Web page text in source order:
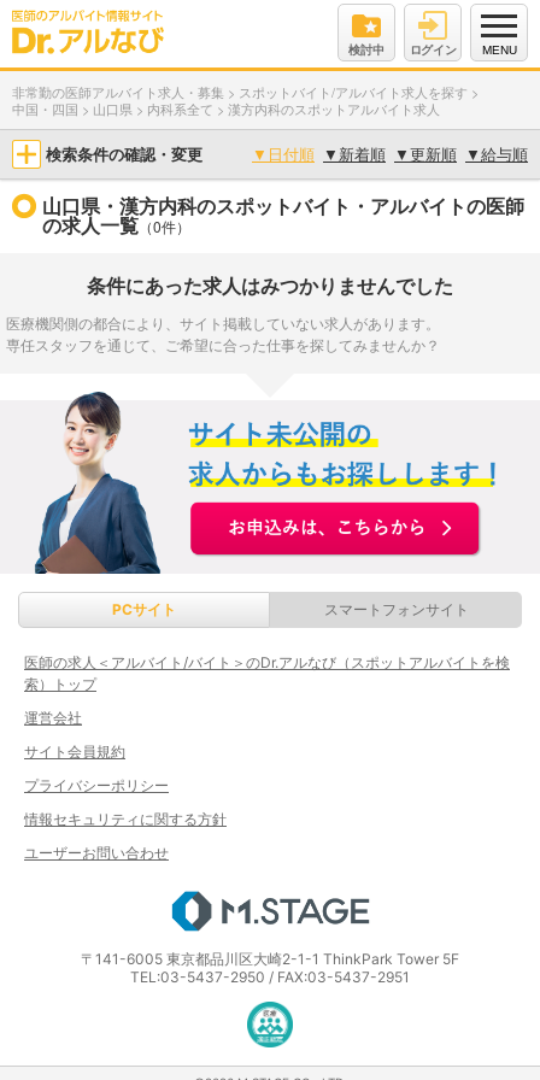
検討中 ログイン MENU
非常勤の医師アルバイト求人・募集 > スポットバイト/アルバイト求人を探す >
中国・四国 > 山口県 > 内科系全て > 漢方内科のスポットアルバイト求人
検索条件の確認・変更 ▼ 日付順 ▼ 新着順 ▼更新順 ▼給与順
山口県・漢方内科のスポットバイト・アルバイトの医師
の求人一覧 （0件）
条件にあった求人はみつかりませんでした
医療機関側の都合により、サイト掲載していない求人があります。
専任スタッフを通じて、ご希望に合った仕事を探してみませんか？
PCサイト スマートフォンサイト
医師の求人＜アルバイト/バイト＞のDr.アルなび（スポットアルバイトを検
索）トップ
運営会社
サイト会員規約
プライバシーポリシー
情報セキュリティに関する方針
ユーザーお問い合わせ
〒141-6005 東京都品川区大崎2-1-1 ThinkPark Tower 5F
TEL:03-5437-2950 / FAX:03-5437-2951